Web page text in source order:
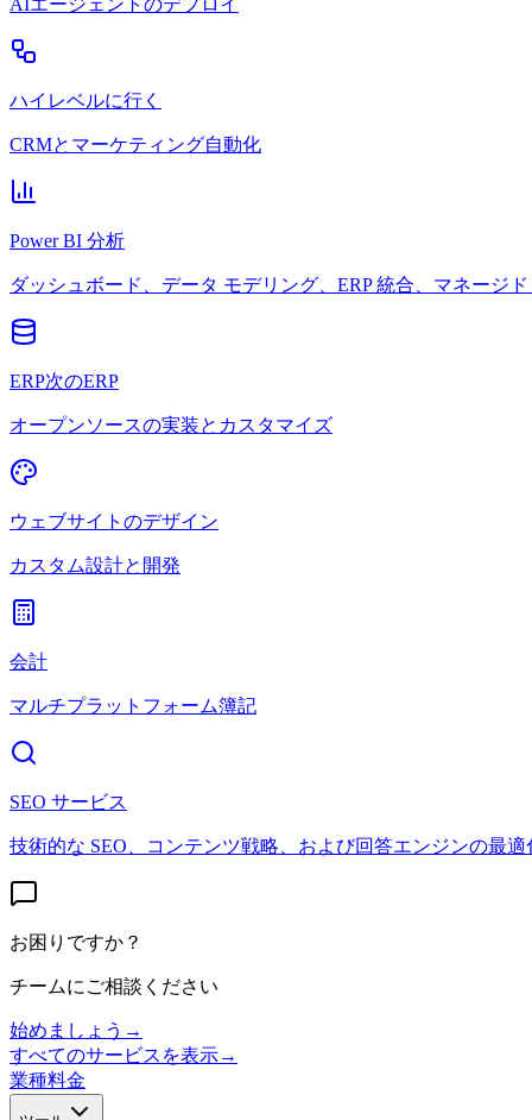
AIエージェントのデプロイ
ハイレベルに行く
CRMとマーケティング自動化
Power BI 分析
ダッシュボード、データ モデリング、ERP 統合、マネージ
ERP次のERP
オープンソースの実装とカスタマイズ
ウェブサイトのデザイン
カスタム設計と開発
会計
マルチプラットフォーム簿記
SEO サービス
技術的な SEO、コンテンツ戦略、および回答エンジンの最適
お困りですか？
チームにご相談ください
始めましょう →
すべてのサービスを表示→
業種料金